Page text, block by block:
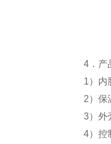
4 ．
1） 内
2） 保
3）外
4）控